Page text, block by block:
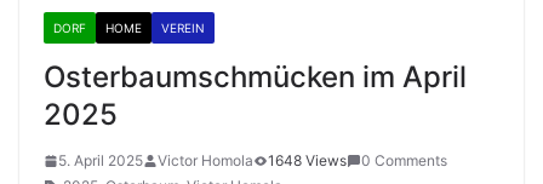
DORF HOME VEREIN
Osterbaumschmücken im April
2025
5. April 2025 Victor Homola 1648 Views
0 Comments